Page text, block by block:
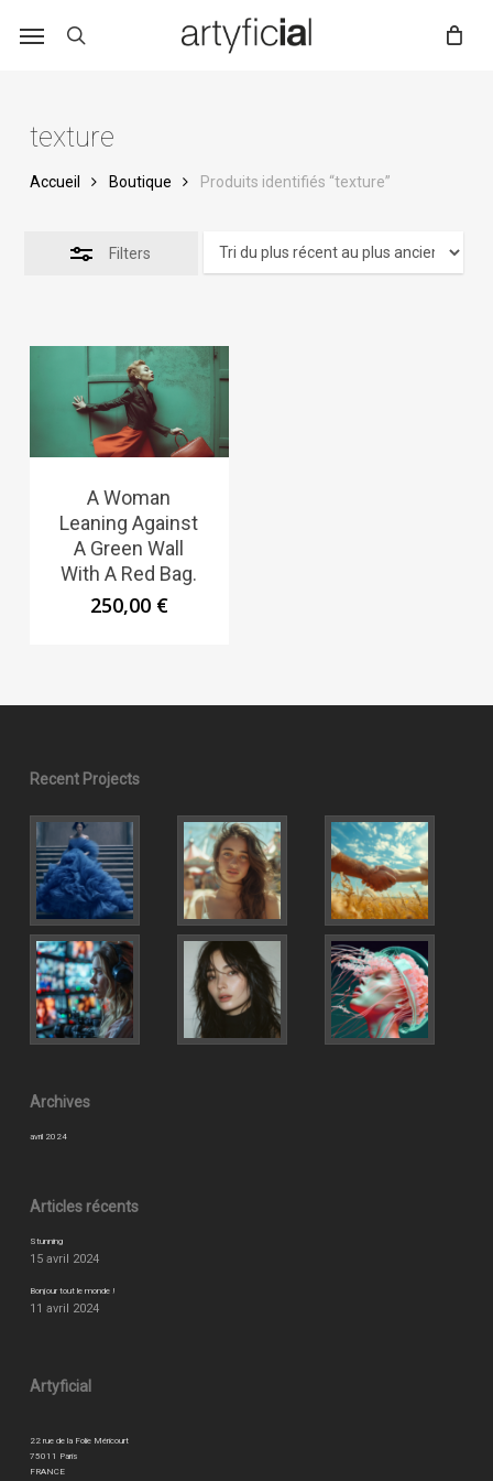
texture
Accueil Boutique Produits identifiés “texture”
Filters
A Woman
Leaning Against
A Green Wall
With A Red Bag.
250,00 €
Recent Projects
Archives
avril 2024
Articles récents
Stunning
15 avril 2024
Bonjour tout le monde !
11 avril 2024
Artyficial
22 rue de la Folie Méricourt
75011 Paris
FRANCE